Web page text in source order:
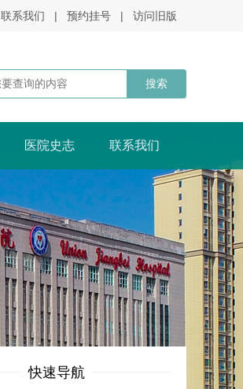
联系我们 | 预约挂号 | 访问旧版
医院史志 联系我们
快速导航